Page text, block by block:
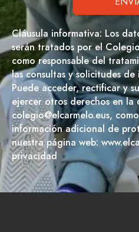
Cláusula informativa: Los
serán tratados por el
como responsable del
las consultas y solicitudes
Puede acceder, rectificar y
ejercer otros derechos en la
colegio@elcarmelo.eus,
información adicional de
nuestra página web:
privacidad